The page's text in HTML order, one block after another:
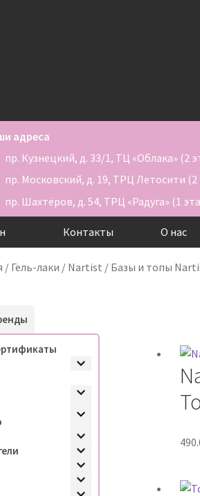
адреса
пр. Кузнецкий, д. 33/1, ТЦ «Облака» (2
пр. Московский, д. 19, ТРЦ Летосити
пр. Шахтёров, д. 54, ТРЦ «Радуга» (1
Контакты О нас
/ Гель-лаки / Nartist / Базы и топы